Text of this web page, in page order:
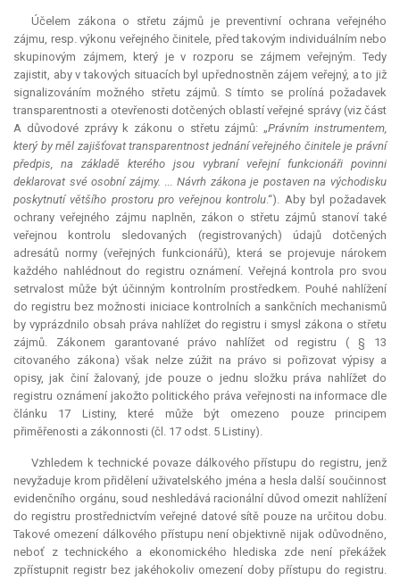
Účelem zákona o střetu zájmů je preventivní ochrana veřejného
zájmu, resp. výkonu veřejného činitele, před takovým individuálním nebo
skupinovým zájmem, který je v rozporu se zájmem veřejným. Tedy
zajistit, aby v takových situacích byl upřednostněn zájem veřejný, a to již
signalizováním možného střetu zájmů. S tímto se prolíná požadavek
transparentnosti a otevřenosti dotčených oblastí veřejné správy (viz část
A důvodové zprávy k zákonu o střetu zájmů: „Právním instrumentem,
který by měl zajišťovat transparentnost jednání veřejného činitele je právní
předpis, na základě kterého jsou vybraní veřejní funkcionáři povinni
deklarovat své osobní zájmy. ...Návrh zákona je postaven na východisku
poskytnutí většího prostoru pro veřejnou kontrolu.“). Aby byl požadavek
ochrany veřejného zájmu naplněn, zákon o střetu zájmů stanoví také
veřejnou kontrolu sledovaných (registrovaných) údajů dotčených
adresátů normy (veřejných funkcionářů), která se projevuje nárokem
každého nahlédnout do registru oznámení. Veřejná kontrola pro svou
setrvalost může být účinným kontrolním prostředkem. Pouhé nahlížení
do registru bez možnosti iniciace kontrolních a sankčních mechanismů
by vyprázdnilo obsah práva nahlížet do registru i smysl zákona o střetu
zájmů. Zákonem garantované právo nahlížet od registru ( § 13
citovaného zákona) však nelze zúžit na právo si pořizovat výpisy a
opisy, jak činí žalovaný, jde pouze o jednu složku práva nahlížet do
registru oznámení jakožto politického práva veřejnosti na informace dle
článku 17 Listiny, které může být omezeno pouze principem
přiměřenosti a zákonnosti (čl. 17 odst. 5 Listiny).
Vzhledem k technické povaze dálkového přístupu do registru, jenž
nevyžaduje krom přidělení uživatelského jména a hesla další součinnost
evidenčního orgánu, soud neshledává racionální důvod omezit nahlížení
do registru prostřednictvím veřejné datové sítě pouze na určitou dobu.
Takové omezení dálkového přístupu není objektivně nijak odůvodněno,
neboť z technického a ekonomického hlediska zde není překážek
zpřístupnit registr bez jakéhokoliv omezení doby přístupu do registru.